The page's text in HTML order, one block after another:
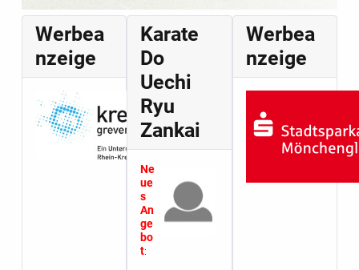
Werbea
nzeige
Karate
Do
Uechi
Ryu
Zankai
Ne
ue
s
An
ge
bo
t:
Werbea
nzeige